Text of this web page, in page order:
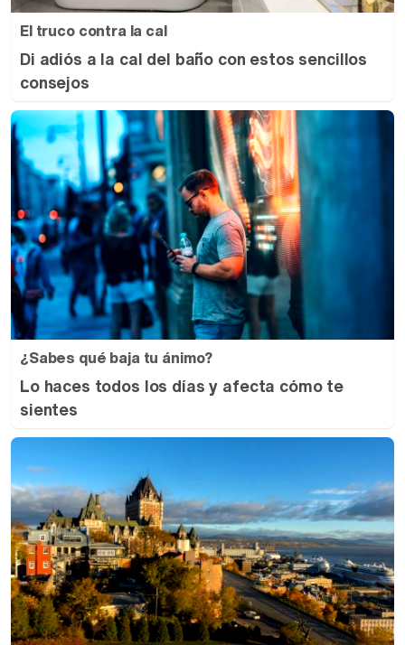
El truco contra la cal
Di adiós a la cal del baño con estos sencillos
consejos
¿Sabes qué baja tu ánimo?
Lo haces todos los días y afecta cómo te
sientes